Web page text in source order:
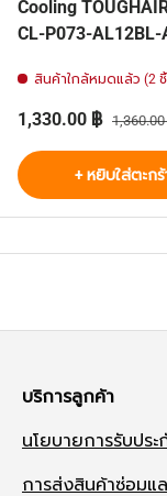
Cooling
CL-P073-
สินค้าใกล้หมดแล้ว (2
ราคาส่วนลด
1,330.00 ฿ ราคาปกติ
+ หยิบใส่ตะกร้
บริการลูกค้า
นโยบายการรับปร
การส่งสินค้าซ่อมแ